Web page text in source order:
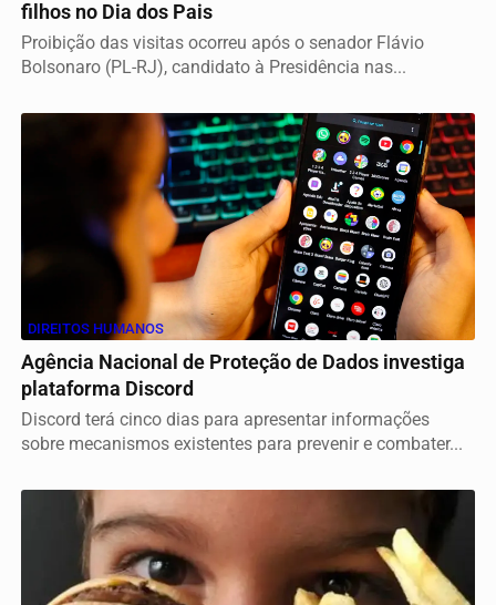
filhos no Dia dos Pais
Proibição das visitas ocorreu após o senador Flávio
Bolsonaro (PL-RJ), candidato à Presidência nas...
DIREITOS HUMANOS
Agência Nacional de Proteção de Dados investiga
plataforma Discord
Discord terá cinco dias para apresentar informações
sobre mecanismos existentes para prevenir e combater...